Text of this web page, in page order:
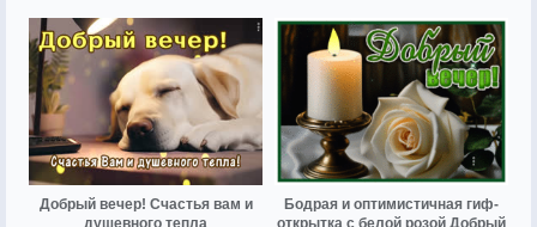
Добрый вечер! Счастья вам и
душевного тепла
Бодрая и оптимистичная гиф-
открытка с белой розой Добрый